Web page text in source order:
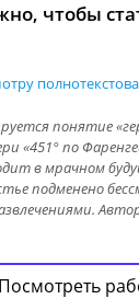
чтобы
понятие
«451° по
в мрачном
подменено
Посмотреть